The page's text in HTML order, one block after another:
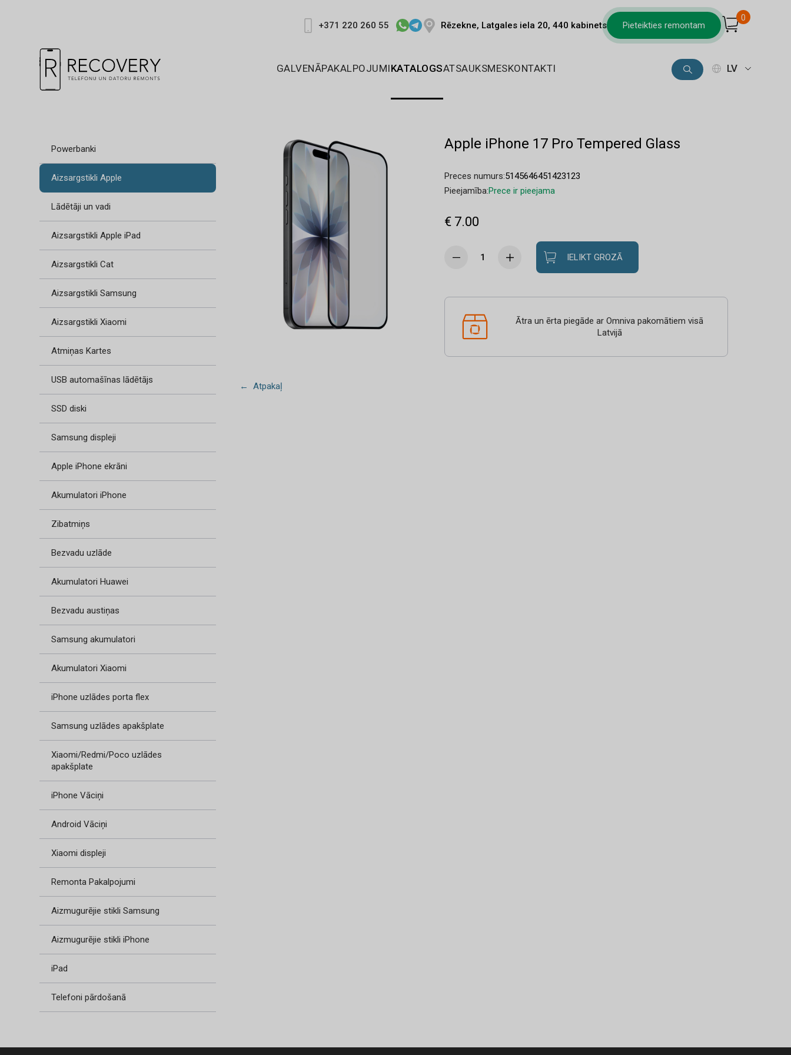
+371 220 260 55 Rēzekne, Latgales iela 20, 440 kabinets Pieteikties remontam
0
GALVENĀPAKALPOJUMIKATALOGSATSAUKSMESKONTAKTI LV
Powerbanki
Aizsargstikli Apple
Lādētāji un vadi
Aizsargstikli Apple iPad
Aizsargstikli Cat
Aizsargstikli Samsung
Aizsargstikli Xiaomi
Atmiņas Kartes
USB automašīnas lādētājs
SSD diski
Samsung displeji
Apple iPhone ekrāni
Akumulatori iPhone
Zibatmiņs
Bezvadu uzlāde
Akumulatori Huawei
Bezvadu austiņas
Samsung akumulatori
Akumulatori Xiaomi
iPhone uzlādes porta flex
Samsung uzlādes apakšplate
Xiaomi/Redmi/Poco uzlādes
apakšplate
iPhone Vāciņi
Android Vāciņi
Xiaomi displeji
Remonta Pakalpojumi
Aizmugurējie stikli Samsung
Aizmugurējie stikli iPhone
iPad
Telefoni pārdošanā
Apple iPhone 17 Pro Tempered Glass
Preces numurs:5145646451423123
Pieejamība:Prece ir pieejama
€ 7.00
IELIKT GROZĀ
Ātra un ērta piegāde ar Omniva pakomātiem visā
Latvijā
← Atpakaļ